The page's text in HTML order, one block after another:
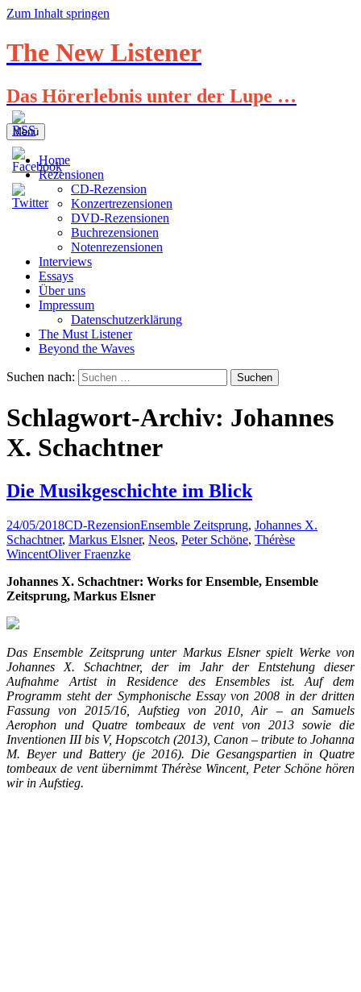
Zum Inhalt springen
The New Listener
Das Hörerlebnis unter der Lupe …
Menü
Home
Rezensionen
CD-Rezension
Konzertrezensionen
DVD-Rezensionen
Buchrezensionen
Notenrezensionen
Interviews
Essays
Über uns
Impressum
Datenschutzerklärung
The Must Listener
Beyond the Waves
Suchen nach:
Schlagwort-Archiv: Johannes
X. Schachtner
Die Musikgeschichte im Blick
24/05/2018CD-RezensionEnsemble Zeitsprung, Johannes X.
Schachtner, Markus Elsner, Neos, Peter Schöne, Thérèse
WincentOliver Fraenzke
Johannes X. Schachtner: Works for Ensemble, Ensemble
Zeitsprung, Markus Elsner
Das Ensemble Zeitsprung unter Markus Elsner spielt Werke von
Johannes X. Schachtner, der im Jahr der Entstehung dieser
Aufnahme Artist in Residence des Ensembles ist. Auf dem
Programm steht der Symphonische Essay von 2008 in der dritten
Fassung von 2015/16, Aufstieg von 2010, Air – an Samuels
Aerophon und Quatre tombeaux de vent von 2013 sowie die
Inventionen III bis V, Hopscotch (2013), Canon – tribute to Johanna
M. Beyer und Battery (je 2016). Die Gesangspartien in Quatre
tombeaux de vent übernimmt Thérèse Wincent, Peter Schöne hören
wir in Aufstieg.